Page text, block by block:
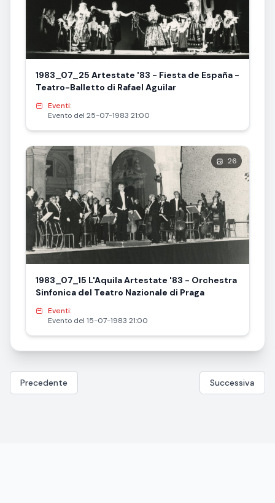
1983_07_25 Artestate '83 - Fiesta de España -
Teatro-Balletto di Rafael Aguilar
Eventi:
Evento del 25-07-1983 21:00
26
1983_07_15 L'Aquila Artestate '83 - Orchestra
Sinfonica del Teatro Nazionale di Praga
Eventi:
Evento del 15-07-1983 21:00
Precedente Successiva